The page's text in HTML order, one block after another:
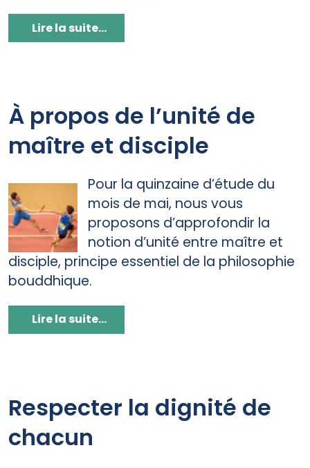
Lire la suite...
À propos de l’unité de
maître et disciple
Pour la quinzaine d’étude du
mois de mai, nous vous
proposons d’approfondir la
notion d’unité entre maître et
disciple, principe essentiel de la philosophie
bouddhique.
Lire la suite...
Respecter la dignité de
chacun